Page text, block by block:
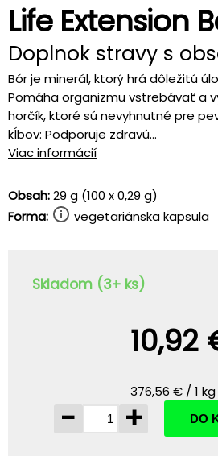
Life Extension
Doplnok stravy s
Bór je minerál, ktorý hrá dôležitú
Pomáha organizmu vstrebávať a
horčík, ktoré sú nevyhnutné pre
kĺbov: Podporuje zdravú...
Viac informácií
Obsah:29 g (100 x 0,29 g)
Forma:
vegetariánska kapsula
Skladom (3+ ks)
10,92
376,56 € / 1 kg
- + DO